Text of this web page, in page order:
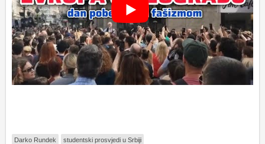
Darko Rundek studentski prosvjedi u Srbiji